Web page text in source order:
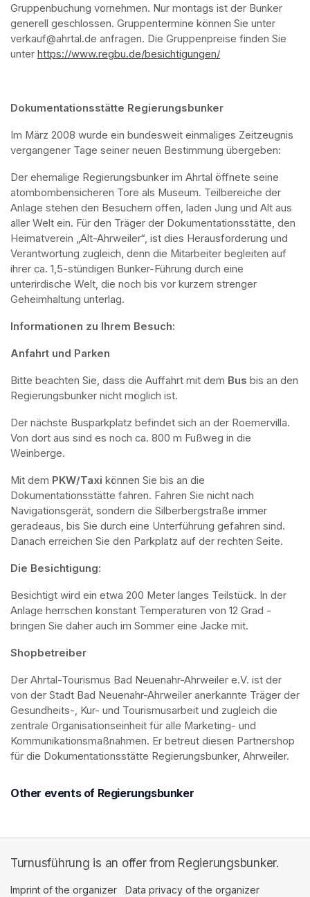
Gruppenbuchung vornehmen. Nur montags ist der Bunker
generell geschlossen. Gruppentermine können Sie unter
verkauf@ahrtal.de anfragen. Die Gruppenpreise finden Sie
unter https://www.regbu.de/besichtigungen/
Dokumentationsstätte Regierungsbunker
Im März 2008 wurde ein bundesweit einmaliges Zeitzeugnis
vergangener Tage seiner neuen Bestimmung übergeben:
Der ehemalige Regierungsbunker im Ahrtal öffnete seine
atombombensicheren Tore als Museum. Teilbereiche der
Anlage stehen den Besuchern offen, laden Jung und Alt aus
aller Welt ein. Für den Träger der Dokumentationsstätte, den
Heimatverein „Alt-Ahrweiler“, ist dies Herausforderung und
Verantwortung zugleich, denn die Mitarbeiter begleiten auf
ihrer ca. 1,5-stündigen Bunker-Führung durch eine
unterirdische Welt, die noch bis vor kurzem strenger
Geheimhaltung unterlag.
Informationen zu Ihrem Besuch:
Anfahrt und Parken
Bitte beachten Sie, dass die Auffahrt mit dem Bus bis an den
Regierungsbunker nicht möglich ist.
Der nächste Busparkplatz befindet sich an der Roemervilla.
Von dort aus sind es noch ca. 800 m Fußweg in die
Weinberge.
Mit dem PKW/Taxi können Sie bis an die
Dokumentationsstätte fahren. Fahren Sie nicht nach
Navigationsgerät, sondern die Silberbergstraße immer
geradeaus, bis Sie durch eine Unterführung gefahren sind.
Danach erreichen Sie den Parkplatz auf der rechten Seite.
Die Besichtigung:
Besichtigt wird ein etwa 200 Meter langes Teilstück. In der
Anlage herrschen konstant Temperaturen von 12 Grad -
bringen Sie daher auch im Sommer eine Jacke mit.
Shopbetreiber
Der Ahrtal-Tourismus Bad Neuenahr-Ahrweiler e.V. ist der
von der Stadt Bad Neuenahr-Ahrweiler anerkannte Träger der
Gesundheits-, Kur- und Tourismusarbeit und zugleich die
zentrale Organisationseinheit für alle Marketing- und
Kommunikationsmaßnahmen. Er betreut diesen Partnershop
für die Dokumentationsstätte Regierungsbunker, Ahrweiler.
Other events of Regierungsbunker
Turnusführung is an offer from Regierungsbunker.
Imprint of the organizer (opens in a new tab)
Data privacy of the organizer